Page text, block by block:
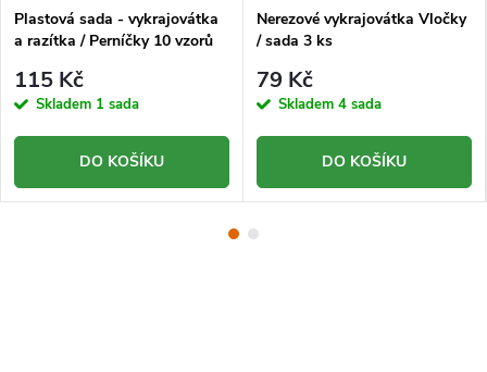
Plastová sada - vykrajovátka
a razítka / Perníčky 10 vzorů
115 Kč
Skladem 1 sada
DO KOŠÍKU
Nerezové vykrajovátka Vločky
/ sada 3 ks
79 Kč
Skladem 4 sada
DO KOŠÍKU